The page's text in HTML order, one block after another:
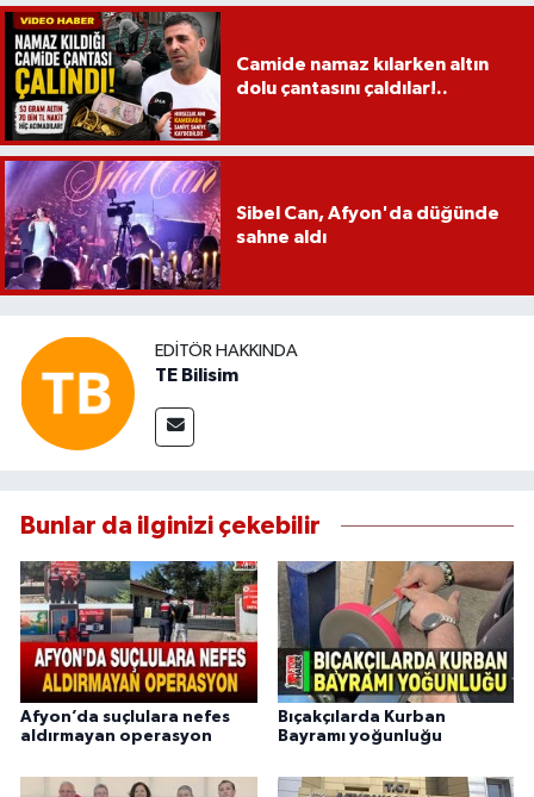
Camide namaz kılarken altın
dolu çantasını çaldılar!..
Sibel Can, Afyon'da düğünde
sahne aldı
EDITÖR HAKKINDA
TE Bilisim
Bunlar da ilginizi çekebilir
Afyon’da suçlulara nefes
aldırmayan operasyon
Bıçakçılarda Kurban
Bayramı yoğunluğu